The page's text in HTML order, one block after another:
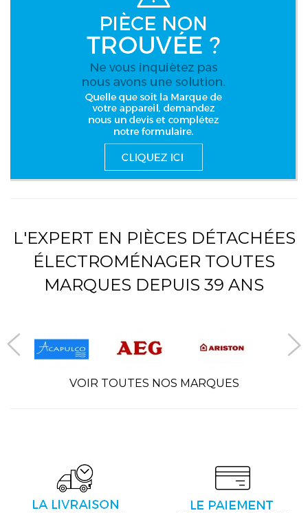
L'EXPERT EN PIÈCES DÉTACHÉES
ÉLECTROMÉNAGER TOUTES
MARQUES DEPUIS 39 ANS
VOIR TOUTES NOS MARQUES